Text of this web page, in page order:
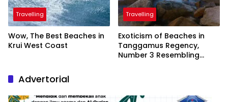
Travelling
Wow, The Best Beaches in
Krui West Coast
Travelling
Exoticism of Beaches in
Tanggamus Regency,
Number 3 Resembling
Advertorial